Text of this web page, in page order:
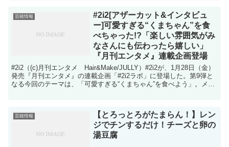
芸能情報
#2i2[アザーカット&インタビュ
ー]可愛すぎる“くまちゃん”を食
べちゃった!?「楽しい雰囲気がみ
なさんにも伝わったら嬉しい」
『月刊エンタメ』連載企画登場
#2i2（(c)月刊エンタメ Hair&Make/JULLY）#2i2が、1月28日（金）
発売『月刊エンタメ』の連載企画「#2i2ラボ」に登場した。第9弾と
なる今回のテーマは、「可愛すぎる“くまちゃん”を食べよう」。メン
芸能情報
【とろっとろがたまらん！】レン
ジでチンするだけ！チーズと卵の
湯豆腐